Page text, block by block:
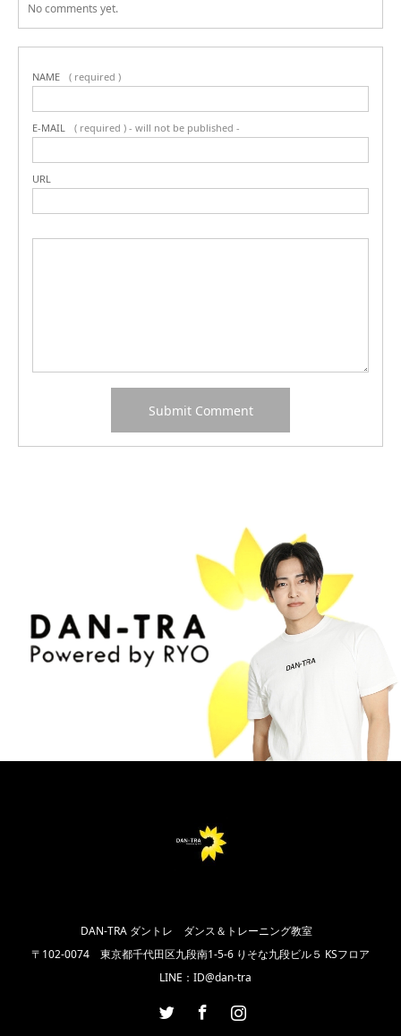
No comments yet.
NAME ( required )
E-MAIL ( required ) - will not be published -
URL
DAN-TRA ダントレ ダンス＆トレーニング教室
〒102‐0074 東京都千代田区九段南1-5-6 りそな九段ビル５ KSフロア
LINE：ID@dan-tra